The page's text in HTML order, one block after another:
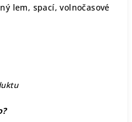
lem, spací, volnočasové